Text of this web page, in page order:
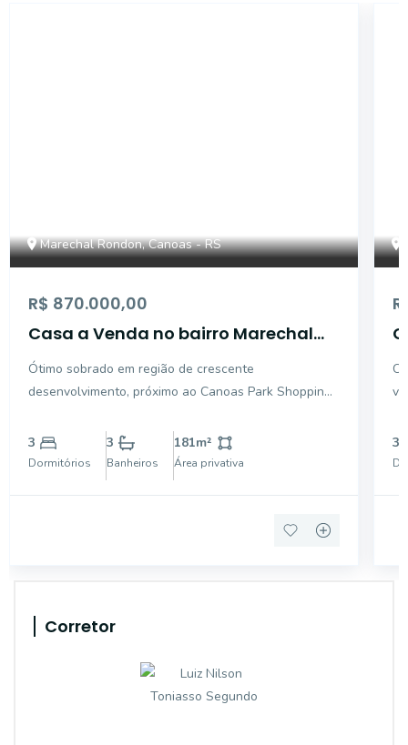
Marechal Rondon, Canoas - RS
R$ 870.000,00
Casa a Venda no bairro Marechal
Rondon - Canoas, RS
Ótimo sobrado em região de crescente
desenvolvimento, próximo ao Canoas Park Shopping.
cobertura de madeira para maior proteção, área com
churrasqueira e porta de vidros, living com lareira, 3
3
Dormitórios
3
Banheiros
181m²
Área privativa
3
Corretor